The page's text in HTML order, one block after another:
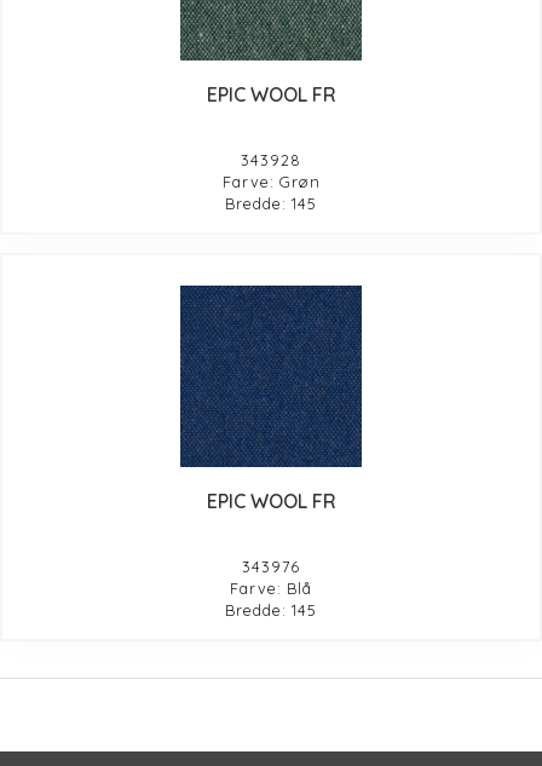
EPIC WOOL FR
343928
Farve: Grøn
Bredde: 145
EPIC WOOL FR
343976
Farve: Blå
Bredde: 145